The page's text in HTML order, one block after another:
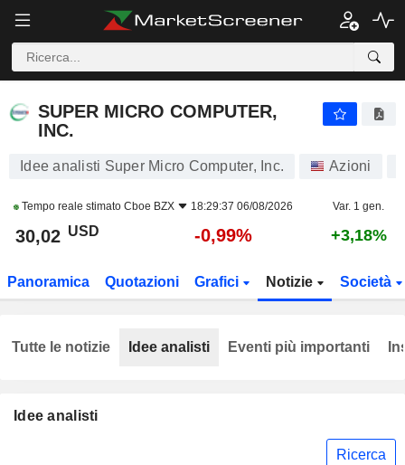
SUPER MICRO COMPUTER,
INC.
Idee analisti Super Micro Computer, Inc. Azioni
Tempo reale stimato Cboe BZX 18:29:37 06/08/2026 Var. 1 gen.
30,02 USD -0,99% +3,18%
Panoramica Quotazioni Grafici Notizie Società
Idee analisti
Ricerca
Tutte le notizie Idee analisti Eventi più importanti